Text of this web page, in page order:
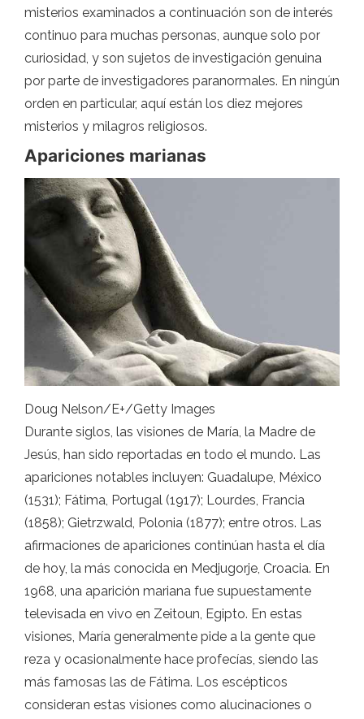
misterios examinados a continuación son de interés
continuo para muchas personas, aunque solo por
curiosidad, y son sujetos de investigación genuina
por parte de investigadores paranormales. En ningún
orden en particular, aquí están los diez mejores
misterios y milagros religiosos.
Apariciones marianas
Doug Nelson/E+/Getty Images
Durante siglos, las visiones de María, la Madre de
Jesús, han sido reportadas en todo el mundo. Las
apariciones notables incluyen: Guadalupe, México
(1531); Fátima, Portugal (1917); Lourdes, Francia
(1858); Gietrzwald, Polonia (1877); entre otros. Las
afirmaciones de apariciones continúan hasta el día
de hoy, la más conocida en Medjugorje, Croacia. En
1968, una aparición mariana fue supuestamente
televisada en vivo en Zeitoun, Egipto. En estas
visiones, María generalmente pide a la gente que
reza y ocasionalmente hace profecías, siendo las
más famosas las de Fátima. Los escépticos
consideran estas visiones como alucinaciones o